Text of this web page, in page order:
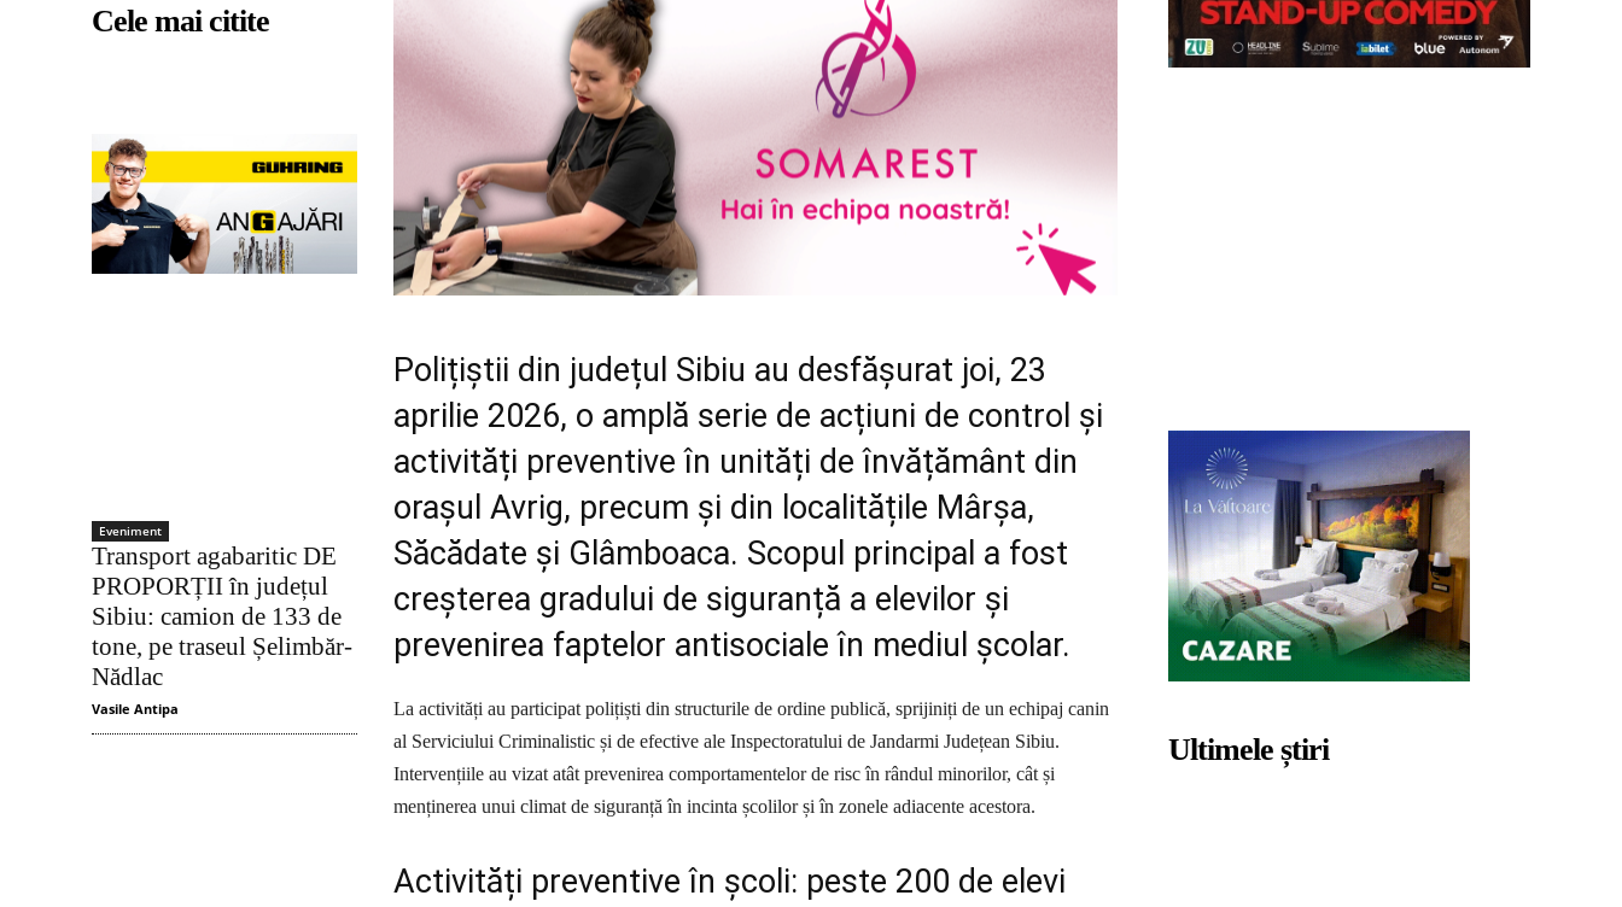
Cele mai citite
Eveniment
Transport agabaritic DE
PROPORȚII în județul
Sibiu: camion de 133 de
tone, pe traseul Șelimbăr-
Nădlac
Vasile Antipa
Polițiștii din județul Sibiu au desfășurat joi, 23
aprilie 2026, o amplă serie de acțiuni de control și
activități preventive în unități de învățământ din
orașul Avrig, precum și din localitățile Mârșa,
Săcădate și Glâmboaca. Scopul principal a fost
creșterea gradului de siguranță a elevilor și
prevenirea faptelor antisociale în mediul școlar.
La activități au participat polițiști din structurile de ordine publică, sprijiniți de un echipaj canin
al Serviciului Criminalistic și de efective ale Inspectoratului de Jandarmi Județean Sibiu.
Intervențiile au vizat atât prevenirea comportamentelor de risc în rândul minorilor, cât și
menținerea unui climat de siguranță în incinta școlilor și în zonele adiacente acestora.
Activități preventive în școli: peste 200 de elevi
Ultimele știri